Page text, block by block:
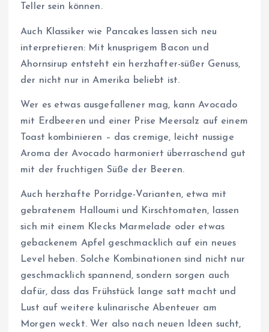
Teller sein können.
Auch Klassiker wie Pancakes lassen sich neu
interpretieren: Mit knusprigem Bacon und
Ahornsirup entsteht ein herzhafter-süßer Genuss,
der nicht nur in Amerika beliebt ist.
Wer es etwas ausgefallener mag, kann Avocado
mit Erdbeeren und einer Prise Meersalz auf einem
Toast kombinieren – das cremige, leicht nussige
Aroma der Avocado harmoniert überraschend gut
mit der fruchtigen Süße der Beeren.
Auch herzhafte Porridge-Varianten, etwa mit
gebratenem Halloumi und Kirschtomaten, lassen
sich mit einem Klecks Marmelade oder etwas
gebackenem Apfel geschmacklich auf ein neues
Level heben. Solche Kombinationen sind nicht nur
geschmacklich spannend, sondern sorgen auch
dafür, dass das Frühstück lange satt macht und
Lust auf weitere kulinarische Abenteuer am
Morgen weckt. Wer also nach neuen Ideen sucht,